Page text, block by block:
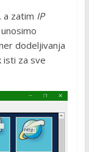
a zatim IP
dodeljivanja
isti za sve